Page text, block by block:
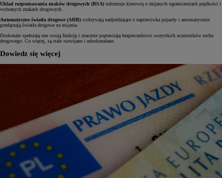
Układ rozpoznawania znaków drogowych (RSA) informuje kierowcę o mijanych ograniczeniach prędkości i
wybranych znakach drogowych.
Automatyczne światła drogowe (AHB) wykrywają nadjeżdżające z naprzeciwka pojazdy i automatycznie
przełączają światła drogowe na mijania.
Doskonale spełniają one swoją funkcję i znacznie poprawiają bezpieczeństwo wszystkich uczestników ruchu
drogowego. Co więcej, są stale rozwijane i udoskonalane.
Dowiedz się więcej